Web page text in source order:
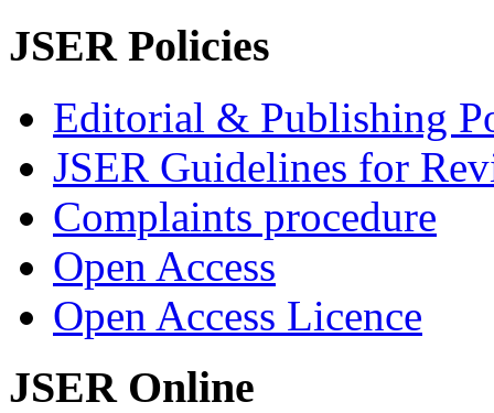
JSER Policies
Editorial & Publishing
JSER Guidelines for
Complaints procedure
Open Access
Open Access Licence
JSER Online